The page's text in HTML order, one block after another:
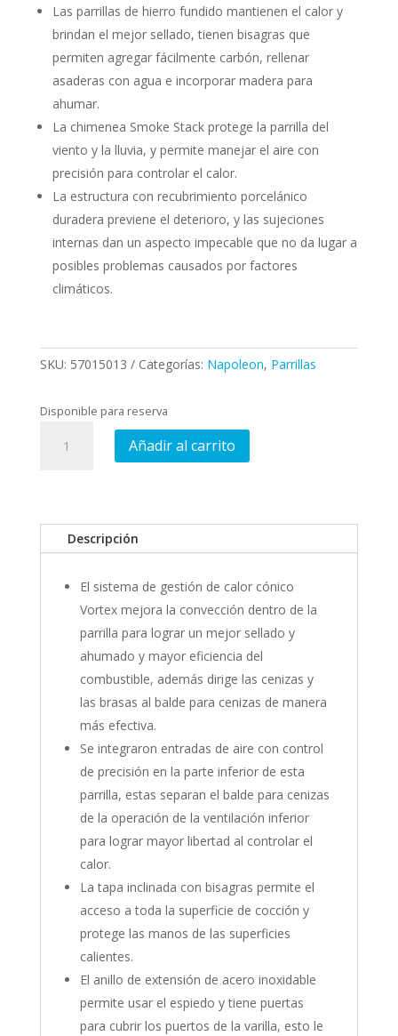
Las parrillas de hierro fundido mantienen el calor y
brindan el mejor sellado, tienen bisagras que
permiten agregar fácilmente carbón, rellenar
asaderas con agua e incorporar madera para
ahumar.
La chimenea Smoke Stack protege la parrilla del
viento y la lluvia, y permite manejar el aire con
precisión para controlar el calor.
La estructura con recubrimiento porcelánico
duradera previene el deterioro, y las sujeciones
internas dan un aspecto impecable que no da lugar a
posibles problemas causados por factores
climáticos.
SKU: 57015013 Categorías: Napoleon, Parrillas
Disponible para reserva
Kettle
Añadir al carrito
Descripción
El sistema de gestión de calor cónico
Vortex mejora la convección dentro de la
parrilla para lograr un mejor sellado y
ahumado y mayor eficiencia del
combustible, además dirige las cenizas y
las brasas al balde para cenizas de manera
más efectiva.
Se integraron entradas de aire con control
de precisión en la parte inferior de esta
parrilla, estas separan el balde para cenizas
de la operación de la ventilación inferior
para lograr mayor libertad al controlar el
calor.
La tapa inclinada con bisagras permite el
acceso a toda la superficie de cocción y
protege las manos de las superficies
calientes.
El anillo de extensión de acero inoxidable
permite usar el espiedo y tiene puertas
para cubrir los puertos de la varilla, esto le